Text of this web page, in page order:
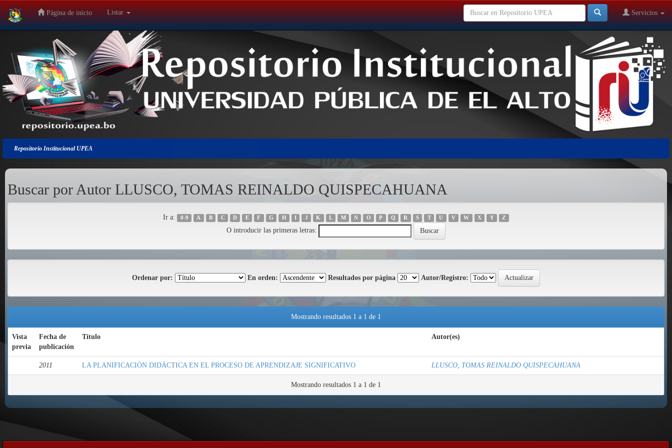
Salir
navegación
Página de inicio Listar Servicios
Repositorio Institucional UPEA
Buscar por Autor LLUSCO, TOMAS REINALDO QUISPECAHUANA
Ir a: 0-9 A B C D E F G H I J K L M N O P Q R S T U V W X Y Z
O introducir las primeras letras:
Ordenar por: En orden: Resultados por página Autor/Registro:
Mostrando resultados 1 a 1 de 1
Vista
previa
Fecha de
publicación
Título Autor(es)
2011 LA PLANIFICACIÓN DIDÁCTICA EN EL PROCESO DE APRENDIZAJE SIGNIFICATIVO LLUSCO, TOMAS REINALDO QUISPECAHUANA
Mostrando resultados 1 a 1 de 1